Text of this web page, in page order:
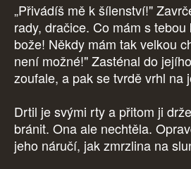
„Přivádíš mě k šílenství!"
rady, dračice. Co mám s
bože! Někdy mám tak velkou
není možné!" Zasténal do
zoufale, a pak se tvrdě vrhl na
Drtil je svými rty a přitom ji
bránit. Ona ale nechtěla.
jeho náručí, jak zmrzlina na